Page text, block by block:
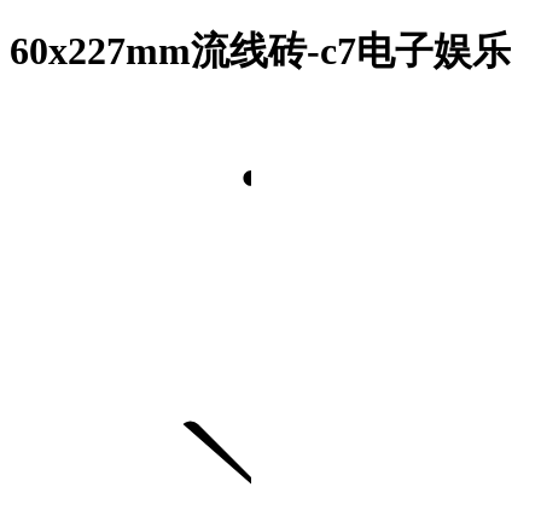
60x227mm流线砖-c7电子娱乐